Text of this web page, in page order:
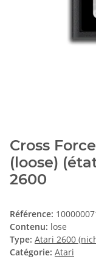
Cross
(loose)
2600
Référence:
Contenu: lose
Type: Atari 2600
Catégorie: Atari